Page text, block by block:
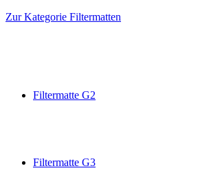
Zur Kategorie Filtermatten
Filtermatte G2
Filtermatte G3